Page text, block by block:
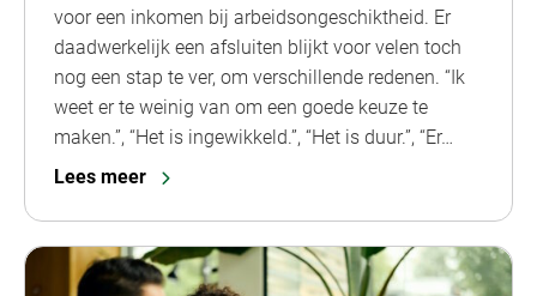
voor een inkomen bij arbeidsongeschiktheid. Er
daadwerkelijk een afsluiten blijkt voor velen toch
nog een stap te ver, om verschillende redenen. “Ik
weet er te weinig van om een goede keuze te
maken.”, “Het is ingewikkeld.”, “Het is duur.”, “Er…
Lees meer